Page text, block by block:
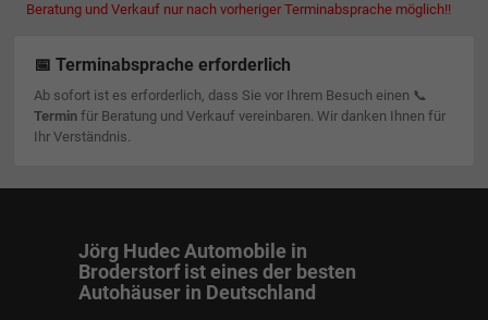
Beratung und Verkauf nur nach vorheriger Terminabsprache möglich!!
📅 Terminabsprache erforderlich
Ab sofort ist es erforderlich, dass Sie vor Ihrem Besuch einen 📞
Terminfür Beratung und Verkauf vereinbaren. Wir danken Ihnen für
Ihr Verständnis.
Jörg Hudec Automobile in
Broderstorf ist eines der besten
Autohäuser in Deutschland